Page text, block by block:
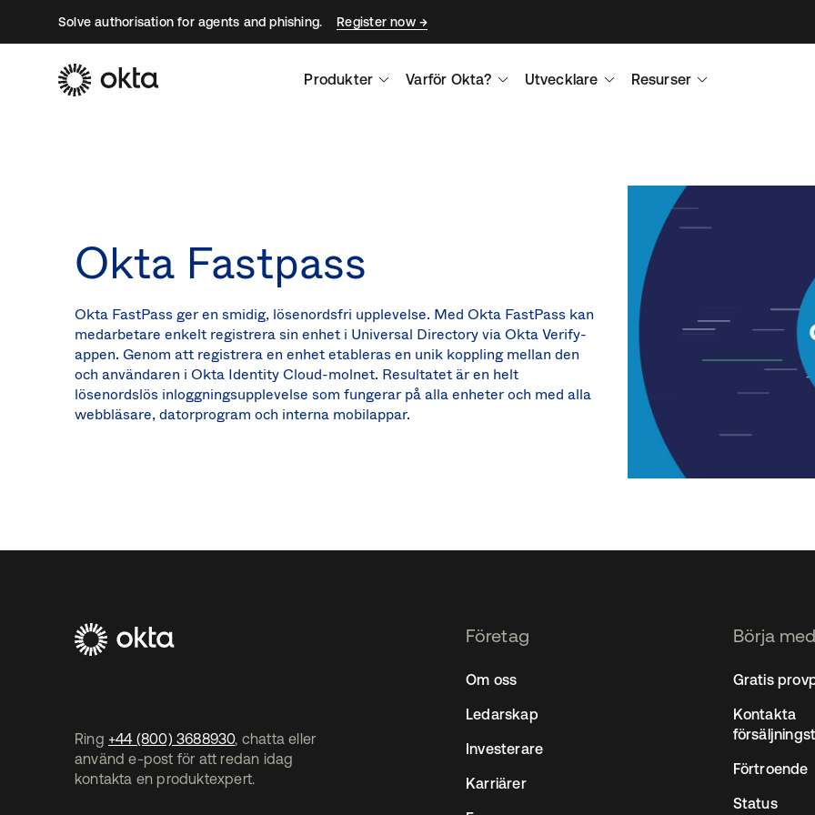
Solve authorisation for agents and phishing. Register now
Produkter Varför Okta? Utvecklare Resurser
Okta Fastpass
Okta FastPass ger en smidig, lösenordsfri upplevelse. Med Okta FastPass kan
medarbetare enkelt registrera sin enhet i Universal Directory via Okta Verify-
appen. Genom att registrera en enhet etableras en unik koppling mellan den
och användaren i Okta Identity Cloud-molnet. Resultatet är en helt
lösenordslös inloggningsupplevelse som fungerar på alla enheter och med alla
webbläsare, datorprogram och interna mobilappar.
Ring +44 (800) 3688930, chatta eller
använd e-post för att redan idag
kontakta en produktexpert.
Företag
Om oss
Ledarskap
Investerare
Karriärer
Börja
Gratis
Kontakta
Förtroende
Status